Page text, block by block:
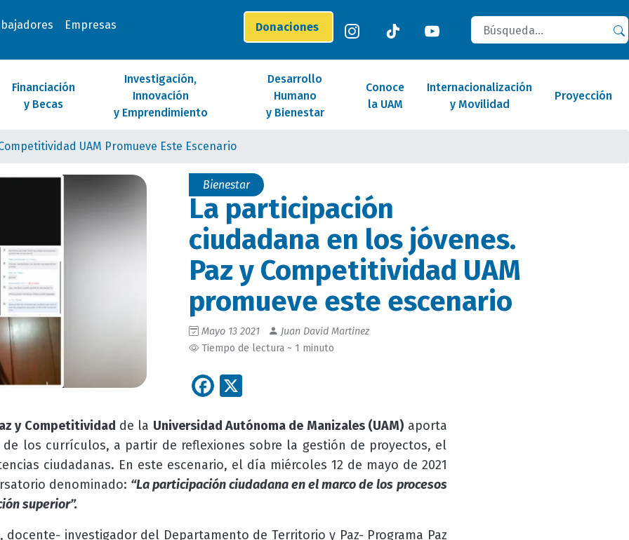
Empresas Donaciones
Buscar
Financiación
y Becas
Investigación,
Innovación
y Emprendimiento
Desarrollo
Humano
y Bienestar
Conoce
la UAM
Internacionalización
y Movilidad
Proyección
UAM Promueve Este Escenario
Bienestar
La participación
ciudadana en los jóvenes.
Paz y Competitividad UAM
promueve este escenario
Mayo 13 2021
Juan David Martinez
Tiempo de lectura ~ 1 minuto
Facebook
y Competitividad de la Universidad Autónoma de Manizales (UAM) aporta
los currículos, a partir de reflexiones sobre la gestión de proyectos, el
ciudadanas. En este escenario, el día miércoles 12 de mayo de 2021
denominado: “La participación ciudadana en el marco de los procesos
superior”.
, docente- investigador del Departamento de Territorio y Paz- Programa Paz